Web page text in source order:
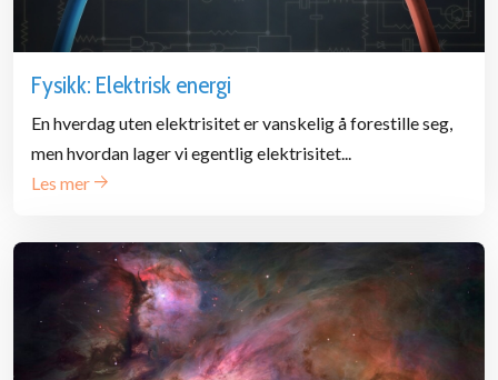
Fysikk: Elektrisk energi
En hverdag uten elektrisitet er vanskelig å forestille seg,
men hvordan lager vi egentlig elektrisitet...
Les mer